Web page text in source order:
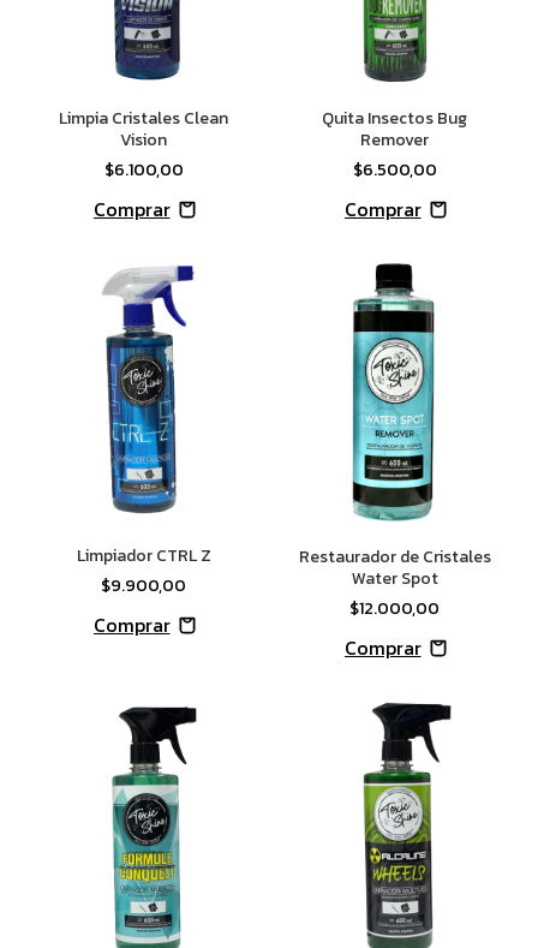
Limpia Cristales Clean
Vision
$6.100,00
Quita Insectos Bug
Remover
$6.500,00
Limpiador CTRL Z
$9.900,00
Restaurador de Cristales
Water Spot
$12.000,00